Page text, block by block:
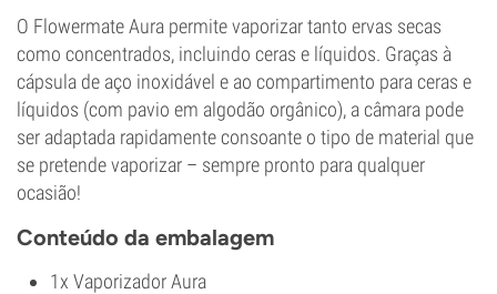
O Flowermate Aura permite vaporizar tanto ervas secas
como concentrados, incluindo ceras e líquidos. Graças à
cápsula de aço inoxidável e ao compartimento para ceras e
líquidos (com pavio em algodão orgânico), a câmara pode
ser adaptada rapidamente consoante o tipo de material que
se pretende vaporizar – sempre pronto para qualquer
ocasião!
Conteúdo da embalagem
1x Vaporizador Aura